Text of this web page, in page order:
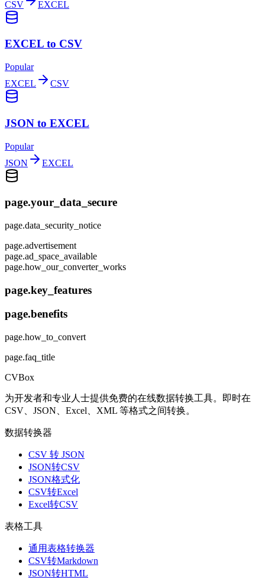
CSV EXCEL
EXCEL to CSV
Popular
EXCEL
CSV
JSON to EXCEL
Popular
JSON
EXCEL
page.your_data_secure
page.data_security_notice
page.advertisement
page.ad_space_available
page.how_our_converter_works
page.key_features
page.benefits
page.how_to_convert
page.faq_title
CVBox
为开发者和专业人士提供免费的在线数据转换工具。即时在
CSV、JSON、Excel、XML 等格式之间转换。
数据转换器
CSV 转 JSON
JSON转CSV
JSON格式化
CSV转Excel
Excel转CSV
表格工具
通用表格转换器
CSV转Markdown
JSON转HTML